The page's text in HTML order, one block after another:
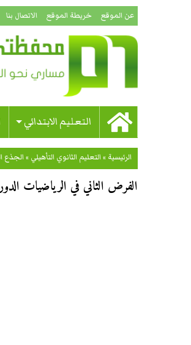
عن الموقع خريطة الموقع الاتصال بنا
التعليم الابتدائي
الرئيسية »التعليم الثانوي التأهيلي »الجذع
الفرض الثاني في الرياضيات الدورة الأولى